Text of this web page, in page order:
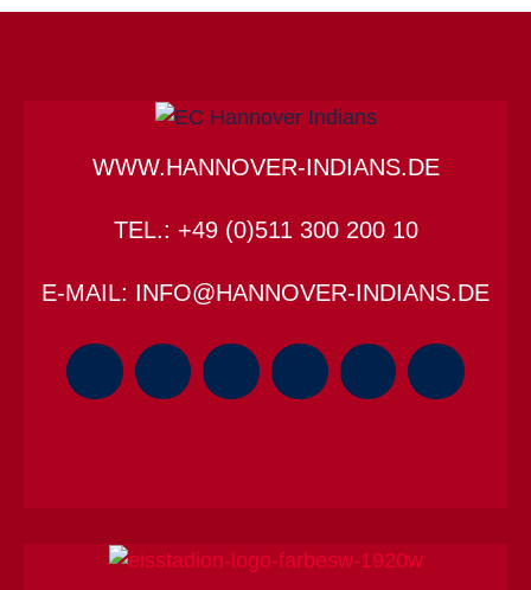
WWW.HANNOVER-INDIANS.DE
TEL.: +49 (0)511 300 200 10
E-MAIL: INFO@HANNOVER-INDIANS.DE